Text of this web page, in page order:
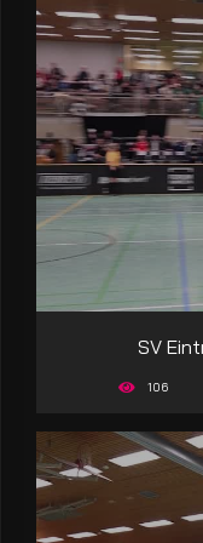
SV
106